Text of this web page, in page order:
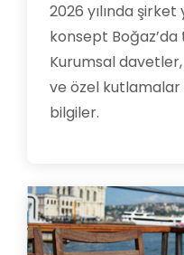
2026 yılında
konsept
Kurumsal
ve özel
bilgiler.